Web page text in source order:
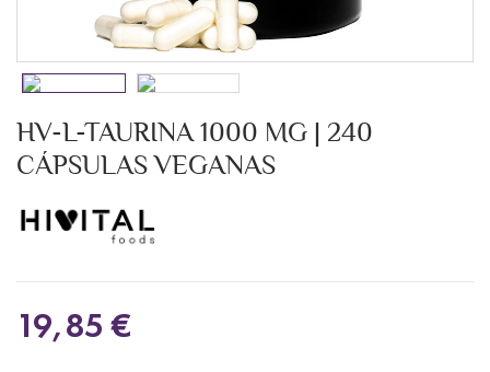
HV-L-TAURINA 1000 MG | 240
CÁPSULAS VEGANAS
19,85 €